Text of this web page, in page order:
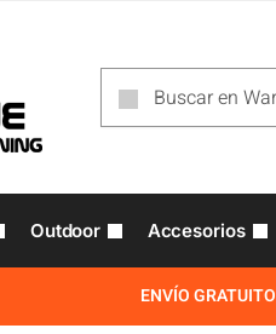
Outdoor Accesorios
ENVÍO